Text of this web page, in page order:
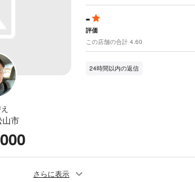
山市
-
評価
この店舗の合計 4.60
24時間以内の返信
さらに表示